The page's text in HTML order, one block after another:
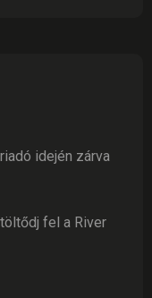
idején zárva
fel a River